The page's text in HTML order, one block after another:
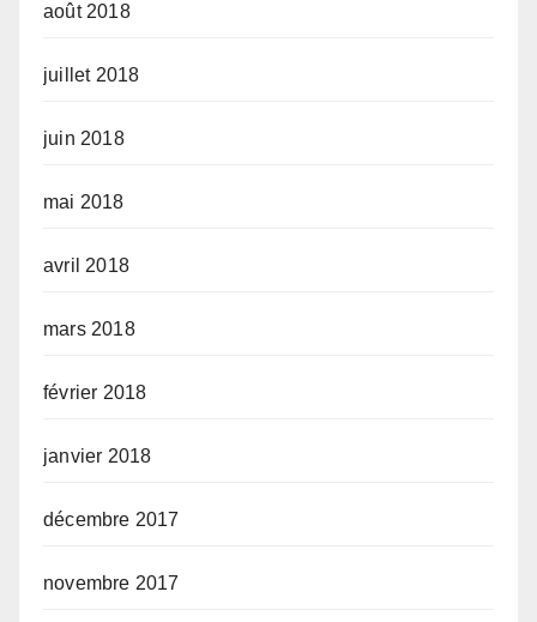
août 2018
juillet 2018
juin 2018
mai 2018
avril 2018
mars 2018
février 2018
janvier 2018
décembre 2017
novembre 2017